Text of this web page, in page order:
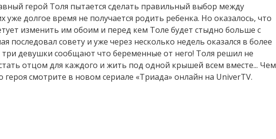
герой Толя пытается сделать правильный выбор между
долгое время не получается родить ребенка. Но оказалось, что
изменить им обоим и перед кем Толе будет стыдно больше с
последовал совету и уже через несколько недель оказался в более
девушки сообщают что беременные от него! Толя решил не
отцом для каждого и жить под одной крышей всем вместе... Чем
героя смотрите в новом сериале «Триада» онлайн на UniverTV.